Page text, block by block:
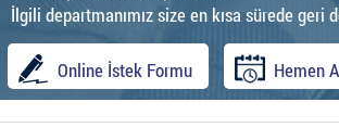
İlgili departmanımız size en kısa sürede geri
Online İstek Formu Hemen